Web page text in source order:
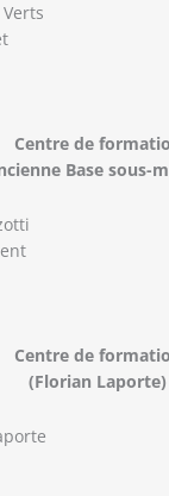
Centre de
Base sous-
Centre de
(Florian Laporte)